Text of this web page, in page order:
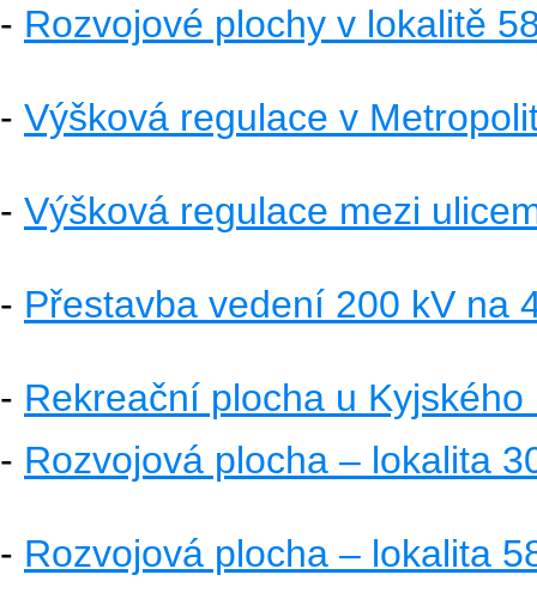
- Rozvojové plochy v lokalitě
- Výšková regulace v
- Výšková regulace mezi
- Přestavba vedení 200 kV na
- Rekreační plocha u Kyjského
- Rozvojová plocha – lokalita
- Rozvojová plocha – lokalita